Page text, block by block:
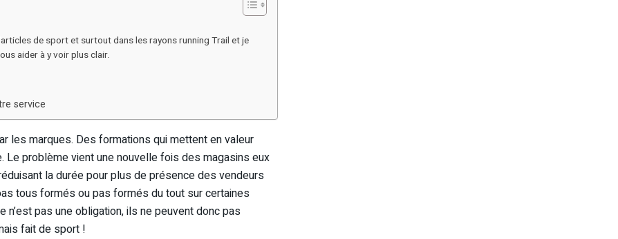
de sport et surtout dans les rayons running Trail et je
aider à y voir plus clair.
service
les marques. Des formations qui mettent en valeur
Le problème vient une nouvelle fois des magasins eux
la durée pour plus de présence des vendeurs
tous formés ou pas formés du tout sur certaines
n’est pas une obligation, ils ne peuvent donc pas
fait de sport !